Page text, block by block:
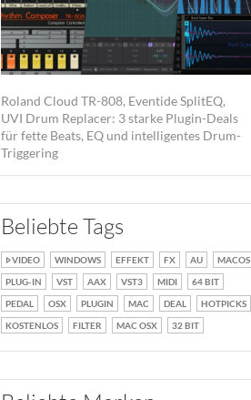
Roland Cloud TR-808, Eventide SplitEQ,
UVI Drum Replacer: 3 starke Plugin-Deals
für fette Beats, EQ und intelligentes Drum-
Triggering
Beliebte Tags
VIDEO WINDOWS EFFEKT FX AU
MACOS
PLUG-IN
VST AAX VST3 MIDI
64 BIT
PEDAL
OSX PLUGIN MAC DEAL
HOTPICKS
KOSTENLOS
FILTER MAC OSX 32 BIT